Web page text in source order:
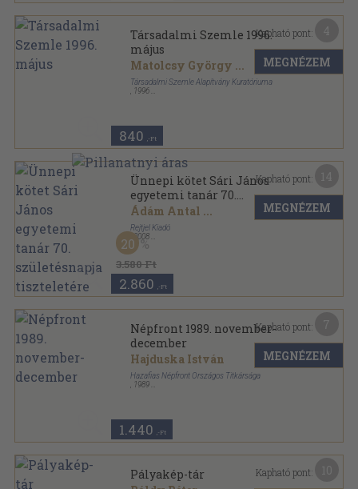
Társadalmi Szemle 1996.
május
Matolcsy György ...
Társadalmi Szemle Alapítvány Kuratóriuma
1996
840 ,-Ft
Kapható pont:
MEGNÉZEM
Ünnepi kötet Sári János
egyetemi tanár 70.
születésnapja tiszteletére
Ádám Antal ...
Rejtjel Kiadó
2008
Ragasztott papírkötés
3.580 Ft
20
2.860 ,-Ft
Kapható pont:
MEGNÉZEM
Népfront 1989. november-
december
Hajduska István
Hazafias Népfront Országos Titkársága
1989
1.440 ,-Ft
Kapható pont:
MEGNÉZEM
Pályakép-tár
Kapható pont: